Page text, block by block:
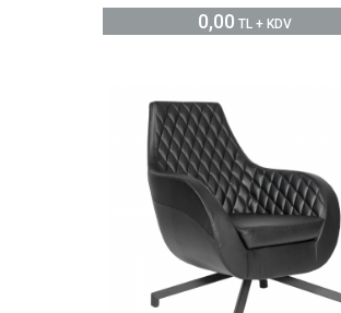
0,00 TL + KDV